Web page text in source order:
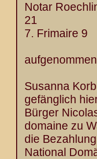
Notar
21
7. Frimaire 9
Susanna
gefänglich
Bürger
domaine zu
die
National